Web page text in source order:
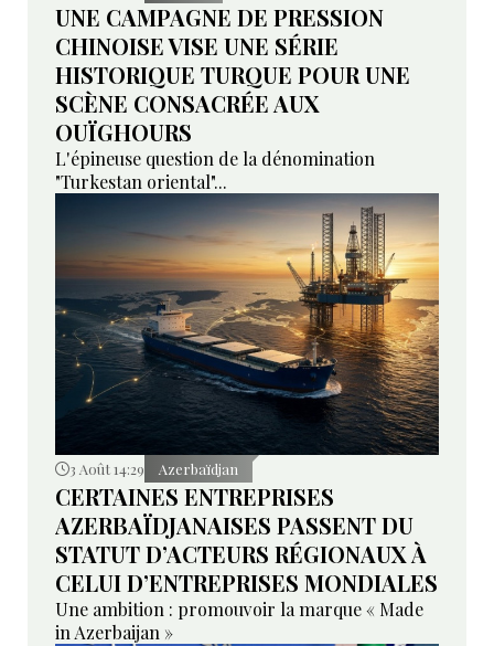
UNE CAMPAGNE DE PRESSION
CHINOISE VISE UNE SÉRIE
HISTORIQUE TURQUE POUR UNE
SCÈNE CONSACRÉE AUX
OUÏGHOURS
L'épineuse question de la dénomination
"Turkestan oriental"...
3 Août 14:29 Azerbaïdjan
CERTAINES ENTREPRISES
AZERBAÏDJANAISES PASSENT DU
STATUT D’ACTEURS RÉGIONAUX À
CELUI D’ENTREPRISES MONDIALES
Une ambition : promouvoir la marque « Made
in Azerbaijan »